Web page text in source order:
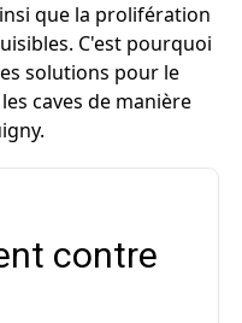
que la prolifération
C'est pourquoi
solutions pour le
caves de manière
contre